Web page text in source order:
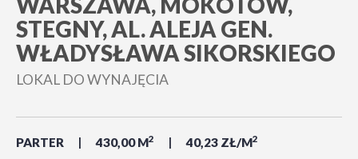
STEGNY, AL. ALEJA GEN.
WŁADYSŁAWA SIKORSKIEGO
LOKAL DO WYNAJĘCIA
PARTER 430,00 M2 40,23 ZŁ/M2